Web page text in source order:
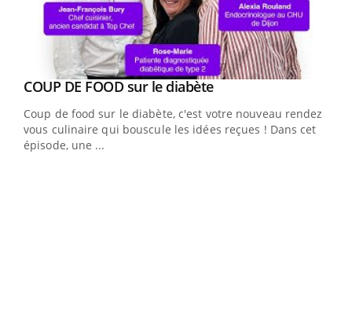
Youtube
COUP DE FOOD sur le diabèteYoutube
Coup de food sur le diabète, c'est votre nouveau rendez-
vous culinaire qui bouscule les idées reçues ! Dans cet
épisode, une ...